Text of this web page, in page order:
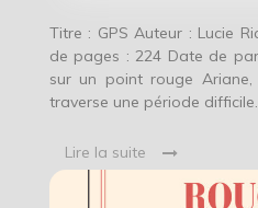
Titre : GPS Auteur : Lucie
de pages : 224 Date de
sur un point rouge
traverse une période
Lire la suite